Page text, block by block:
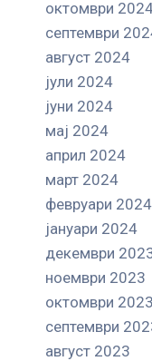
октомври
септември
август 2024
јули 2024
јуни 2024
мај 2024
април 2024
март 2024
февруари 2024
јануари 2024
декември
ноември 2023
октомври 2023
септември
август 2023